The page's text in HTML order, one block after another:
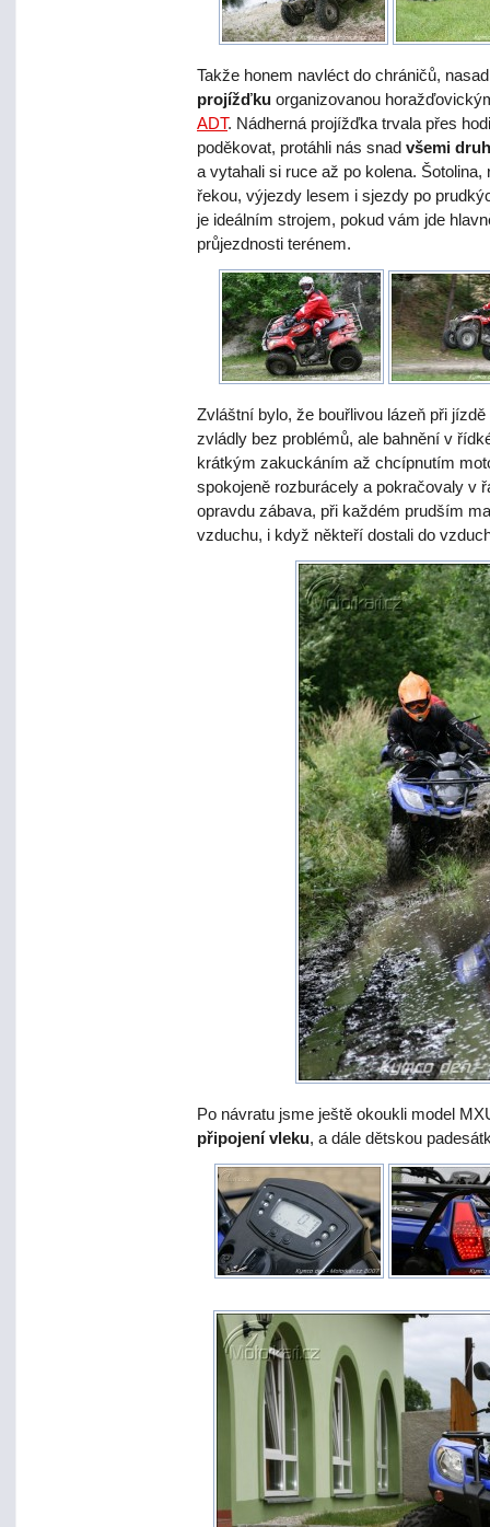
Takže honem navléct do chráničů,
projížďku organizovanou
ADT. Nádherná projížďka trvala přes
poděkovat, protáhli nás snad všemi
a vytahali si ruce až po kolena.
řekou, výjezdy lesem i sjezdy po
je ideálním strojem, pokud vám jde
průjezdnosti terénem.
Zvláštní bylo, že bouřlivou lázeň při
zvládly bez problémů, ale bahnění v
krátkým zakuckáním až chcípnutím
spokojeně rozburácely a pokračovaly v
opravdu zábava, při každém prudším
vzduchu, i když někteří dostali do
Po návratu jsme ještě okoukli model
připojení vleku, a dále dětskou